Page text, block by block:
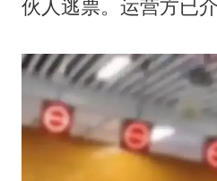
伙人逃票。运营方已介